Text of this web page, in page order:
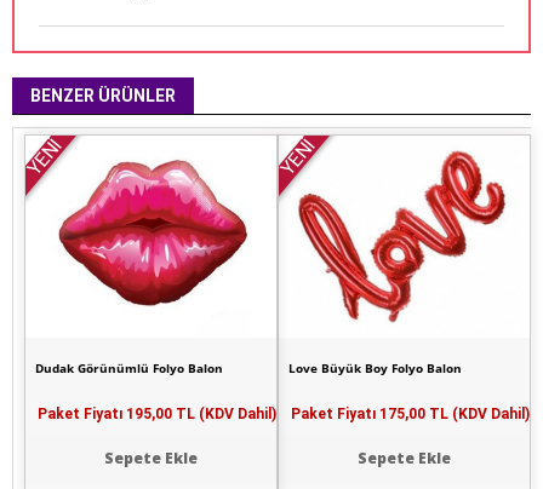
BENZER ÜRÜNLER
YENİ
Love Büyük Boy Folyo Balon
Paket Fiyatı 175,00 TL (KDV Dahil)
Sepete Ekle
YENİ
Dudak Görünümlü Folyo Balon
Paket Fiyatı 195,00 TL (KDV Dahil)
Sepete Ekle